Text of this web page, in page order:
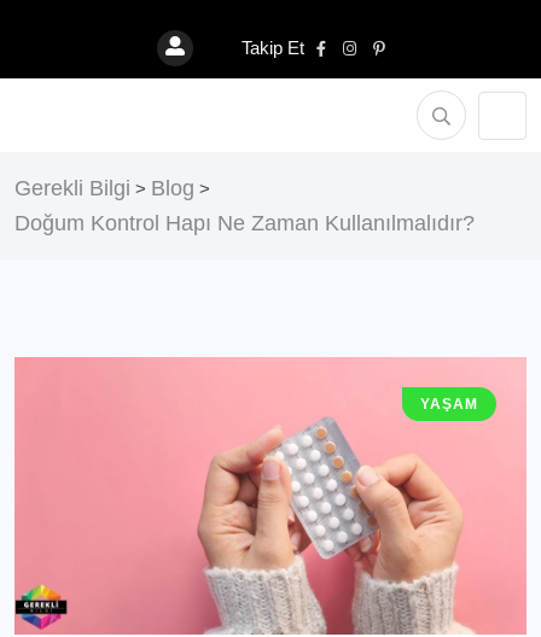
Takip Et
Gerekli Bilgi > Blog >
Doğum Kontrol Hapı Ne Zaman Kullanılmalıdır?
YAŞAM